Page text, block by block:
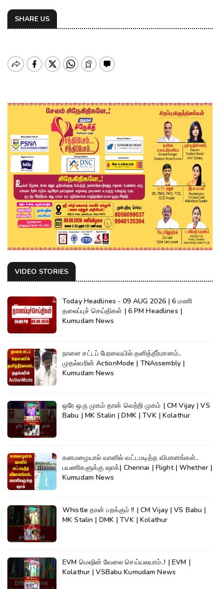
SHARE US
VIDEO STORIES
Today Headlines - 09 AUG 2026 | 6 மணி
தலைப்புச் செய்திகள் | 6 PM Headlines |
Kumudam News
நாளை சட்டப் பேரவையில் தனித்தீர்மானம்..
முதல்வரின் ActionMode | TNAssembly |
Kumudam News
ஒரே ஒரு முகம் தான் வெற்றி முகம் | CM Vijay | VS
Babu | MK Stalin | DMK | TVK | Kolathur
கனமழையால் வானில் வட்டமடித்த விமானங்கள்..
பயணிகளுக்கு ஷாக்| Chennai | Flight | Whether |
Kumudam News
Whistle தான் பறக்கும் !! | CM Vijay | VS Babu |
MK Stalin | DMK | TVK | Kolathur
EVM மெஷின் வேலை செய்யலயாம்..! | EVM |
Kolathur | VSBabu Kumudam News